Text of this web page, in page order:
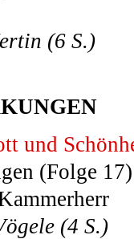
(6 S.)
und
(Folge
(4 S.)